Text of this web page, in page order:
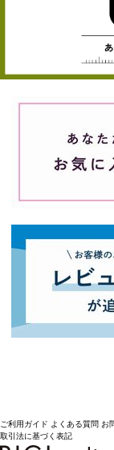
ご利用ガイド よくある質問 お
取引法に基づく表記